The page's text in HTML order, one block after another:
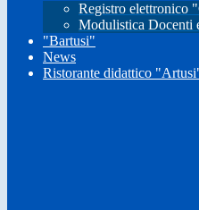
Registro elettronico
Modulistica Docenti
"Bartusi"
News
Ristorante didattico